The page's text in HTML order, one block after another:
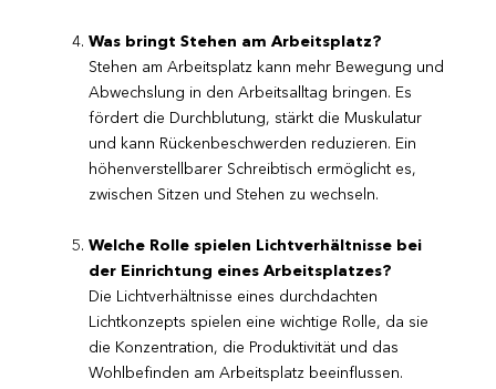
Was bringt Stehen am Arbeitsplatz?
Stehen am Arbeitsplatz kann mehr Bewegung und
Abwechslung in den Arbeitsalltag bringen. Es
fördert die Durchblutung, stärkt die Muskulatur
und kann Rückenbeschwerden reduzieren. Ein
höhenverstellbarer Schreibtisch ermöglicht es,
zwischen Sitzen und Stehen zu wechseln.
Welche Rolle spielen Lichtverhältnisse bei
der Einrichtung eines Arbeitsplatzes?
Die Lichtverhältnisse eines durchdachten
Lichtkonzepts spielen eine wichtige Rolle, da sie
die Konzentration, die Produktivität und das
Wohlbefinden am Arbeitsplatz beeinflussen.